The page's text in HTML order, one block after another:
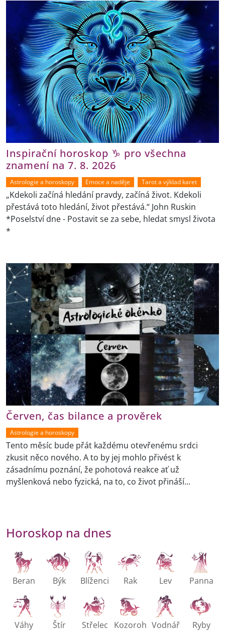
Inspirační horoskop ♑ pro všechna
znamení na 7. 8. 2026
Astrologie a horoskopy Emoce a naděje Tarot a výklad karet
„Kdekoli začíná hledání pravdy, začíná život. Kdekoli
přestává toto hledání, život přestává.“ John Ruskin
*Poselství dne - Postavit se za sebe, hledat smysl života
*
Červen, čas bilance a prověrek
Astrologie a horoskopy
Tento měsíc bude přát každému otevřenému srdci
zkusit něco nového. A to by jej mohlo přivést k
zásadnímu poznání, že pohotová reakce ať už
myšlenková nebo fyzická, na to, co život přináší...
Horoskop na dnes
Beran Býk Blíženci Rak Lev Panna
Váhy Štír Střelec Kozoroh Vodnář Ryby